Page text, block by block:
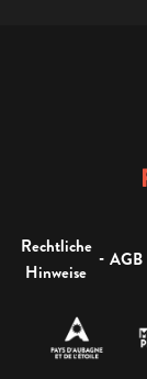
Rechtliche
Hinweise
- AGB